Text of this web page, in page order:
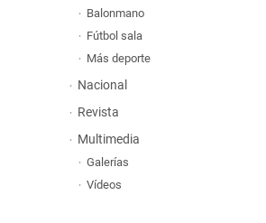
Balonmano
Fútbol sala
Más deporte
Nacional
Revista
Multimedia
Galerías
Vídeos